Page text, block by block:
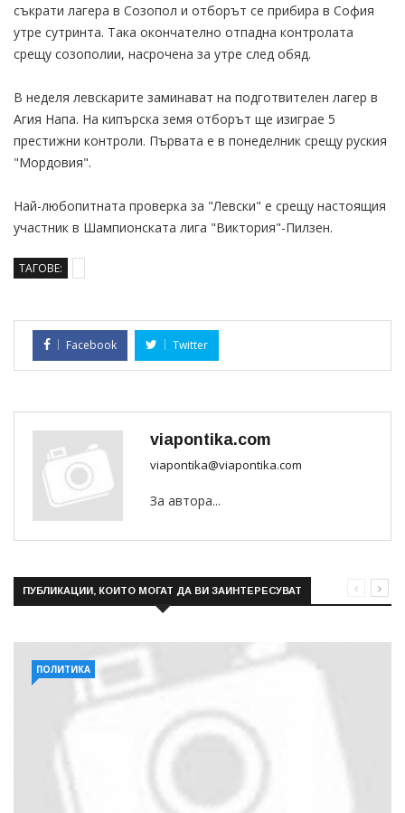
съкрати лагера в Созопол и отборът се прибира в София
утре сутринта. Така окончателно отпадна контролата
срещу созополии, насрочена за утре след обяд.
В неделя левскарите заминават на подготвителен лагер в
Агия Напа. На кипърска земя отборът ще изиграе 5
престижни контроли. Първата е в понеделник срещу руския
"Мордовия".
Най-любопитната проверка за "Левски" е срещу настоящия
участник в Шампионската лига "Виктория"-Пилзен.
ТАГОВЕ:
Facebook Twitter
viapontika.com
viapontika@viapontika.com
За автора...
ПУБЛИКАЦИИ, КОИТО МОГАТ ДА ВИ ЗАИНТЕРЕСУВАТ
ПОЛИТИКА